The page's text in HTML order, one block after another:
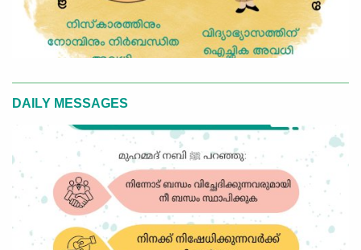
DAILY MESSAGES